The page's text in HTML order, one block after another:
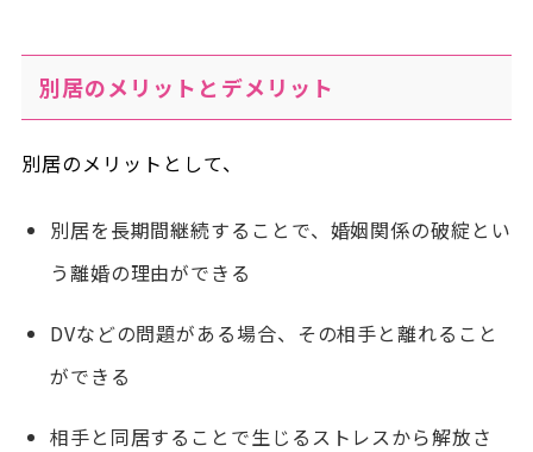
別居のメリットとデメリット
別居のメリットとして、
別居を長期間継続することで、婚姻関係の破綻とい
う離婚の理由ができる
DVなどの問題がある場合、その相手と離れること
ができる
相手と同居することで生じるストレスから解放さ